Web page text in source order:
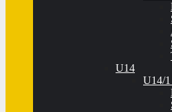
U14
U14/